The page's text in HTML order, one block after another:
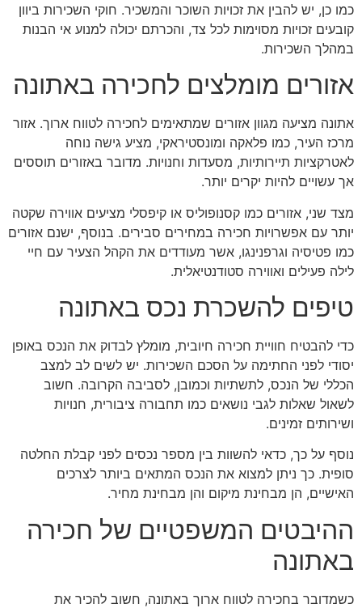
כמו כן, יש להבין את זכויות השוכר והמשכיר. חוקי השכירות ביוון
קובעים זכויות מסוימות לכל צד, והכרתם יכולה למנוע אי הבנות
במהלך השכירות.
אזורים מומלצים לחכירה באתונה
אתונה מציעה מגוון אזורים שמתאימים לחכירה לטווח ארוך. אזור
מרכז העיר, כמו פלאקה ומונסטיראקי, מציע גישה נוחה
לאטרקציות תיירותיות, מסעדות וחנויות. מדובר באזורים תוססים
אך עשויים להיות יקרים יותר.
מצד שני, אזורים כמו קסנופוליס או קיפסלי מציעים אווירה שקטה
יותר עם אפשרויות חכירה במחירים סבירים. בנוסף, ישנם אזורים
כמו פטיסיה וגרפנינגו, אשר מעודדים את הקהל הצעיר עם חיי
לילה פעילים ואווירה סטודנטיאלית.
טיפים להשכרת נכס באתונה
כדי להבטיח חוויית חכירה חיובית, מומלץ לבדוק את הנכס באופן
יסודי לפני החתימה על הסכם השכירות. יש לשים לב למצב
הכללי של הנכס, לתשתיות וכמובן, לסביבה הקרובה. חשוב
לשאול שאלות לגבי נושאים כמו תחבורה ציבורית, חנויות
ושירותים זמינים.
נוסף על כך, כדאי להשוות בין מספר נכסים לפני קבלת החלטה
סופית. כך ניתן למצוא את הנכס המתאים ביותר לצרכים
האישיים, הן מבחינת מיקום והן מבחינת מחיר.
ההיבטים המשפטיים של חכירה
באתונה
כשמדובר בחכירה לטווח ארוך באתונה, חשוב להכיר את